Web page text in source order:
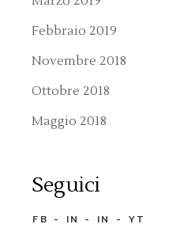
Febbraio 2019
Novembre 2018
Ottobre 2018
Maggio 2018
Seguici
FB IN IN YT